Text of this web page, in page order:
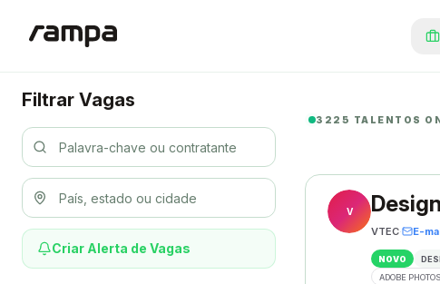
Filtrar Vagas
Criar Alerta de Vagas
3225 TALENTOS
V
VTEC· E-
NOVO
ADOBE